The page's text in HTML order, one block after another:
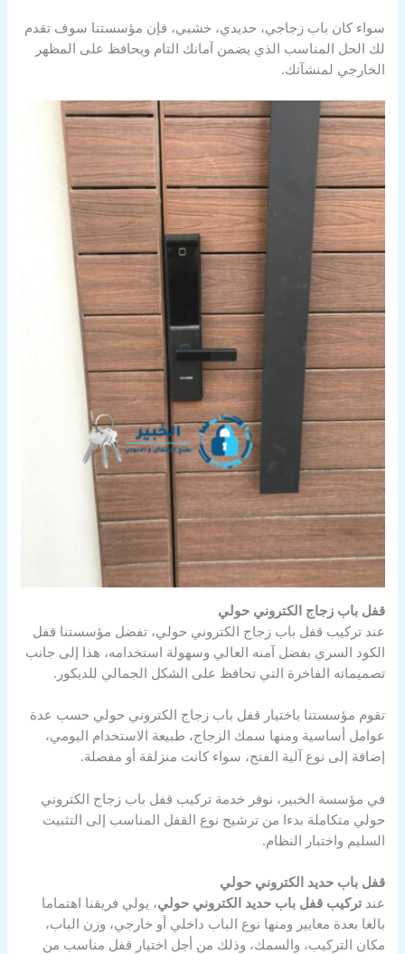
سواء كان باب زجاجي، حديدي، خشبي، فإن مؤسستنا سوف تقدم
لك الحل المناسب الذي يضمن آمانك التام ويحافظ على المظهر
الخارجي لمنشآتك.
قفل باب زجاج الكتروني حولي
عند تركيب قفل باب زجاج الكتروني حولي، تفضل مؤسستنا قفل
الكود السري بفضل آمنه العالي وسهولة استخدامه، هذا إلى جانب
تصميماته الفاخرة التي تحافظ على الشكل الجمالي للديكور.
تقوم مؤسستنا باختيار قفل باب زجاج الكتروني حولي حسب عدة
عوامل أساسية ومنها سمك الزجاج، طبيعة الاستخدام اليومي،
إضافة إلى نوع آلية الفتح، سواء كانت منزلقة أو مفصلة.
في مؤسسة الخبير، نوفر خدمة تركيب قفل باب زجاج الكتروني
حولي متكاملة بدءا من ترشيح نوع القفل المناسب إلى التثبيت
السليم واختبار النظام.
قفل باب حديد الكتروني حولي
عندتركيب قفل باب حديد الكتروني حولي، يولي فريقنا اهتماما
بالغا بعدة معايير ومنها نوع الباب داخلي أو خارجي، وزن الباب،
مكان التركيب، والسمك، وذلك من أجل اختيار قفل مناسب من